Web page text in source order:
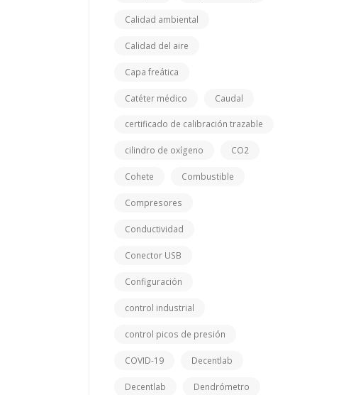
Calidad ambiental
Calidad del aire
Capa freática
Catéter médico Caudal
certificado de calibración trazable
cilindro de oxígeno CO2
Cohete Combustible
Compresores
Conductividad
Conector USB
Configuración
control industrial
control picos de presión
COVID-19 Decentlab
Decentlab Dendrómetro